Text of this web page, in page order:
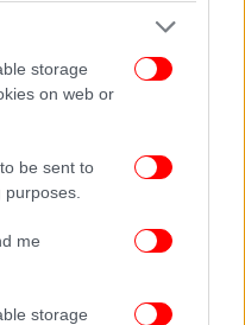
storage
on web or
be sent to
me
storage